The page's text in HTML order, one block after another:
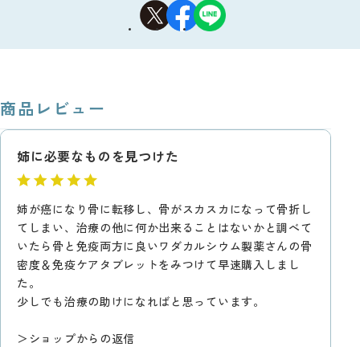
・本品は、多量摂取により疾病が治癒したり、より健康が増進するものではありません。
・原材料の表示をご参照の上、食物アレルギーの方はお召し上がりにならないでください。
商品レビュー
姉に必要なものを見つけた
姉が癌になり骨に転移し、骨がスカスカになって骨折し
てしまい、治療の他に何か出来ることはないかと調べて
いたら骨と免疫両方に良いワダカルシウム製薬さんの骨
密度＆免疫ケアタブレットをみつけて早速購入しまし
た。
少しでも治療の助けになればと思っています。
＞ショップからの返信